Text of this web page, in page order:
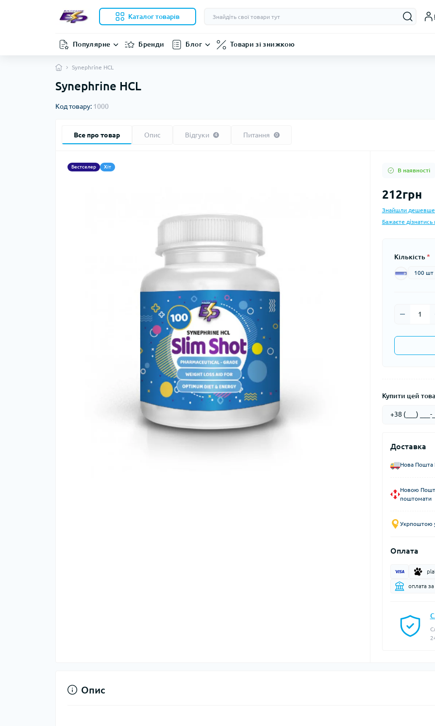
Каталог товарів
Популярне Бренди Блог Товари зі знижкою
Synephrine HCL
Synephrine HCL
Код товару: 1000
Все про товар Опис Відгуки 4 Питання 0
Бестселер Хіт
В наявності
212грн
Знайшли
Бажаєте дізнатись
Кількість*
100 шт
Купити цей
Доставка
Нова Пошта
Новою
поштомати
Укрпоштою у
Оплата
оплата
Опис